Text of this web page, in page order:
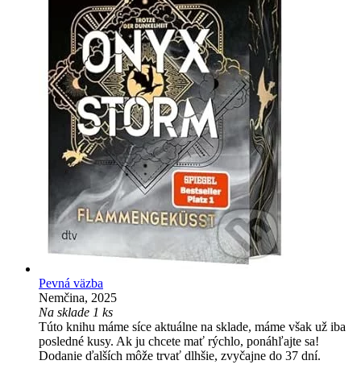
Pevná väzba
Nemčina, 2025
Na sklade 1 ks
Túto knihu máme síce aktuálne na sklade, máme však už iba
posledné kusy. Ak ju chcete mať rýchlo, ponáhľajte sa!
Dodanie ďalších môže trvať dlhšie, zvyčajne do 37 dní.